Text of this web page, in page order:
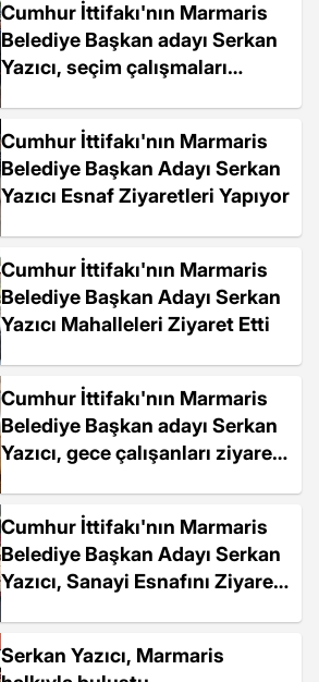
Cumhur İttifakı'nın Marmaris
Belediye Başkan adayı Serkan
Yazıcı, seçim çalışmaları
anlattı
Cumhur İttifakı'nın Marmaris
Belediye Başkan Adayı Serkan
Yazıcı Esnaf Ziyaretleri Yapıyor
Cumhur İttifakı'nın Marmaris
Belediye Başkan Adayı Serkan
Yazıcı Mahalleleri Ziyaret Etti
Cumhur İttifakı'nın Marmaris
Belediye Başkan adayı Serkan
Yazıcı, gece çalışanları ziyaret
Cumhur İttifakı'nın Marmaris
Belediye Başkan Adayı Serkan
Yazıcı, Sanayi Esnafını Ziyaret
Serkan Yazıcı, Marmaris